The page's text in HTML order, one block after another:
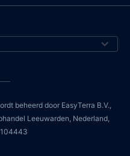
beheerd door EasyTerra B.V.,
Leeuwarden, Nederland,